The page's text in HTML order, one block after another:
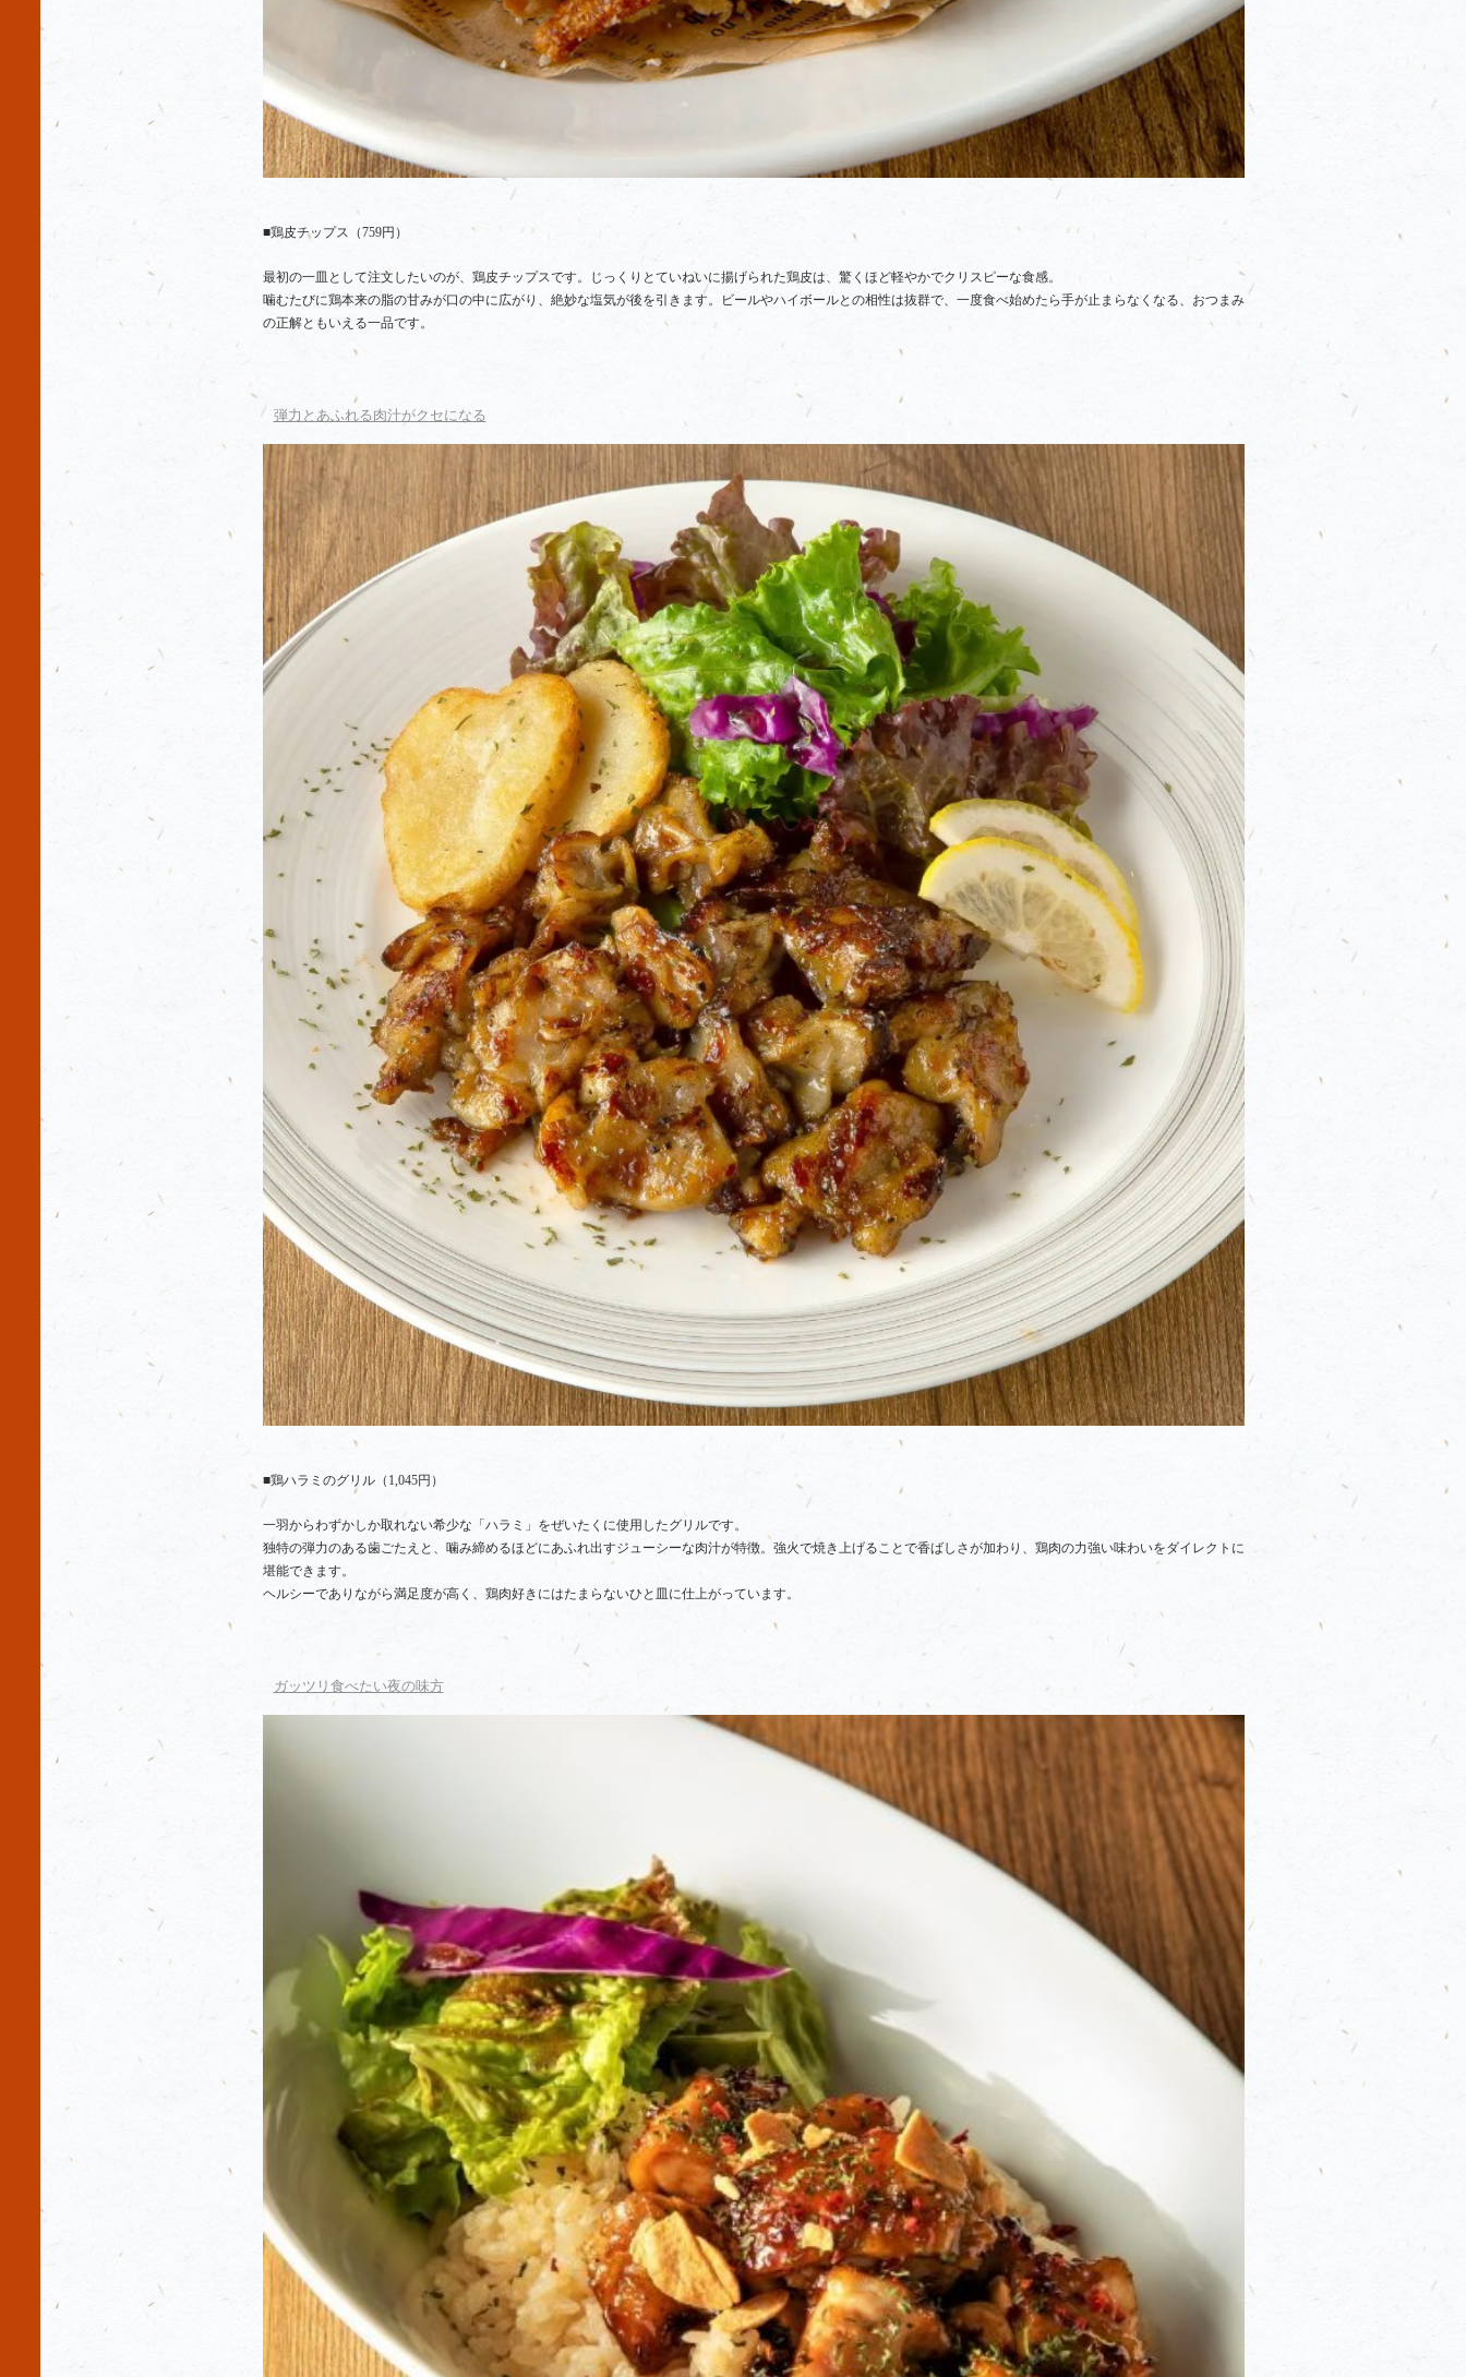
■鶏皮チップス（759円）
最初の一皿として注文したいのが、鶏皮チップスです。じっくりとていねいに揚げられた鶏皮は、驚くほど軽やかでクリスピーな食感。
噛むたびに鶏本来の脂の甘みが口の中に広がり、絶妙な塩気が後を引きます。ビールやハイボールとの相性は抜群で、一度食べ始めたら手が止まらなくなる、おつまみ
の正解ともいえる一品です。
弾力とあふれる肉汁がクセになる
■鶏ハラミのグリル（ 1,045円）
一羽からわずかしか取れない希少な「ハラミ」をぜいたくに使用したグリルです。
独特の弾力のある歯ごたえと、噛み締めるほどにあふれ出すジューシーな肉汁が特徴。強火で焼き上げることで香ばしさが加わり、鶏肉の力強い味わいをダイレクトに
堪能できます。
ヘルシーでありながら満足度が高く、鶏肉好きにはたまらないひと皿に仕上がっています。
ガッツリ食べたい夜の味方